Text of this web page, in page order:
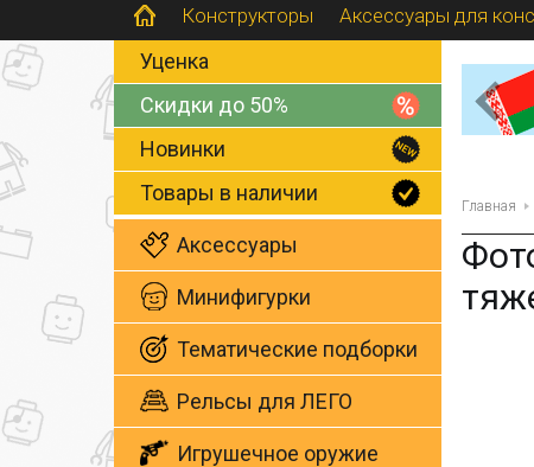
Конструкторы Аксессуары для
Уценка
Скидки до 50%
Новинки
Товары в наличии
Аксессуары
Минифигурки
Тематические подборки
Рельсы для ЛЕГО
Игрушечное оружие
Главная